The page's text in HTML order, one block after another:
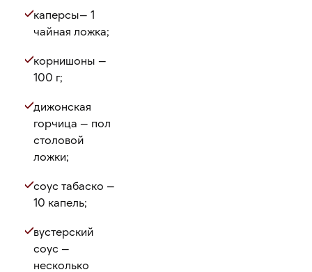
каперсы— 1
чайная ложка;
корнишоны —
100 г;
дижонская
горчица — пол
столовой
ложки;
соус табаско —
10 капель;
вустерский
соус —
несколько